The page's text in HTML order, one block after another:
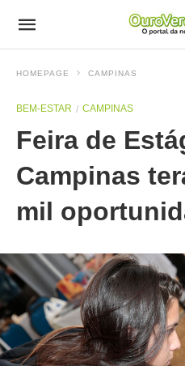
HOMEPAGE CAMPINAS
BEM-ESTAR CAMPINAS
Feira de
Campinas
mil